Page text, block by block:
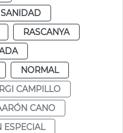
SANIDAD
RASCANYA
NORMAL
CAMPILLO
CANO
ESPECIAL